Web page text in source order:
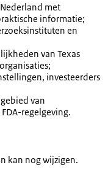
met
informatie;
en
van Texas
investeerders
van
regelgeving.
kan nog wijzigen.